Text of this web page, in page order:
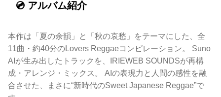
💿 アルバム紹介
本作は「夏の余韻」と「秋の哀愁」をテーマにした、全
11曲・約40分のLovers Reggaeコンピレーション。 Suno
AIが生み出したトラックを、IRIEWEB SOUNDSが再構
成・アレンジ・ミックス。 AIの表現力と人間の感性を融
合させた、まさに“新時代のSweet Japanese Reggae”で